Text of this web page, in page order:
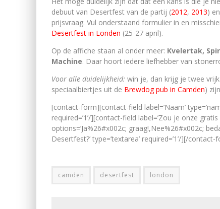
debuut van Desertfest van de partij (2012, 2013)
prijsvraag. Vul onderstaand formulier in en
Desertfest in Londen (25-27 april).
Op de affiche staan al onder meer: Kvelertak,
Machine. Daar hoort iedere liefhebber van
Voor alle duidelijkheid: win je, dan krijg je twee
speciaalbiertjes uit de Brewdog pub in Camden)
[contact-form][contact-field label=’Naam’
required=’1’/][contact-field label=’Zou je onze
options=’Ja%26#x002c; graag!,Nee%26#x002c;
Desertfest?’ type=’textarea’ required=’1’/][/contact-
camden desertfest london